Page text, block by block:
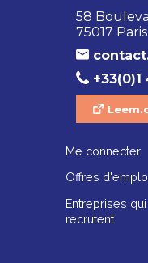
58
75017 Paris
Me connecter
Offres
Entreprises qui
recrutent